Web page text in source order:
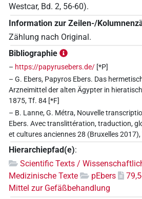
Westcar, Bd. 2, 56-60).
Information zur Zeilen-/
Zählung nach Original.
Bibliographie
– https://papyrusebers.de/ [*P]
– G. Ebers, Papyros Ebers. Das
Arzneimittel der alten Ägypter in
1875, Tf. 84 [*F]
– B. Lanne, G. Métra, Nouvelle
Ebers. Avec translittération, traduction,
et cultures anciennes 28 (Bruxelles 2017),
Hierarchiepfad(e):
Scientific Texts /
Medizinische Texte
pEbers
Mittel zur Gefäßbehandlung